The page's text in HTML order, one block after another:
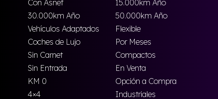
Con Asnef
15.000km Año
30.000km Año
50.000km Año
Vehículos Adaptados
Flexible
Coches de Lujo
Por Meses
Sin Carnet
Compactos
Sin Entrada
En Venta
KM 0
Opción a Compra
4×4
Industriales